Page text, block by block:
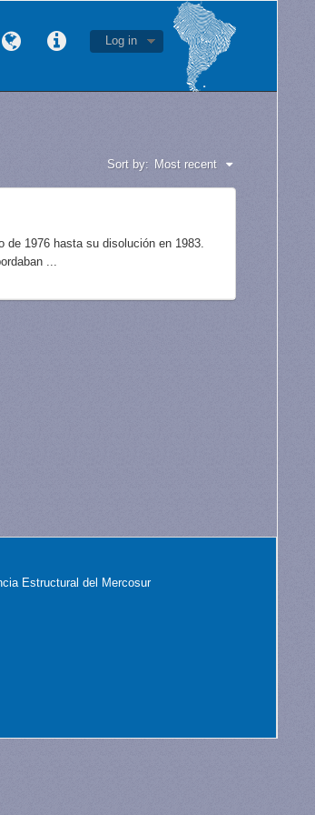
Log in
Sort by: Most recent
de 1976 hasta su disolución en 1983.
...
Estructural del Mercosur